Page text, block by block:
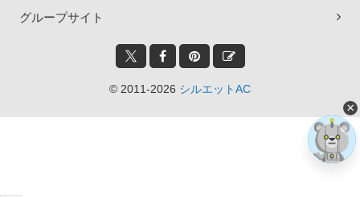
グループサイト
© 2011-2026 シルエットAC
×